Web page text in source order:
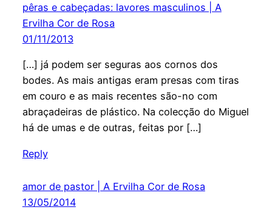
pêras e cabeçadas: lavores masculinos | A
Ervilha Cor de Rosa
01/11/2013
[…] já podem ser seguras aos cornos dos
bodes. As mais antigas eram presas com tiras
em couro e as mais recentes são-no com
abraçadeiras de plástico. Na colecção do Miguel
há de umas e de outras, feitas por […]
Reply
amor de pastor | A Ervilha Cor de Rosa
13/05/2014